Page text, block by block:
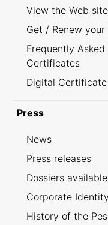
View the Web site
Get / Renew
Frequently
Certificates
Digital
Press
News
Press releases
Dossiers available
Corporate Identity
History of the